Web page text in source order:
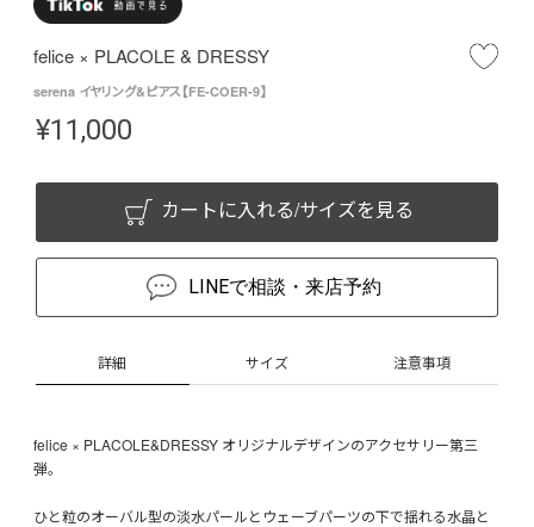
felice × PLACOLE & DRESSY
serena イヤリング&ピアス【FE-COER-9】
¥11,000
カートに入れる/サイズを見る
LINEで相談・来店予約
詳細 サイズ 注意事項
felice × PLACOLE&DRESSY オリジナルデザインのアクセサリー第三
弾。
ひと粒のオーバル型の淡水パールとウェーブパーツの下で揺れる水晶と